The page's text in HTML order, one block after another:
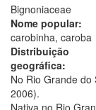
Bignoniaceae
Nome popular:
carobinha, caroba
Distribuição
geográfica:
No Rio Grande
2006).